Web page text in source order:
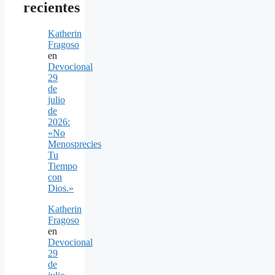
recientes
Katherin
Fragoso
en
Devocional
29
de
julio
de
2026:
«No
Menosprecies
Tu
Tiempo
con
Dios.»
Katherin
Fragoso
en
Devocional
29
de